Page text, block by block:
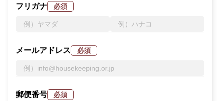
フリガナ 必須
メールアドレス 必須
郵便番号 必須